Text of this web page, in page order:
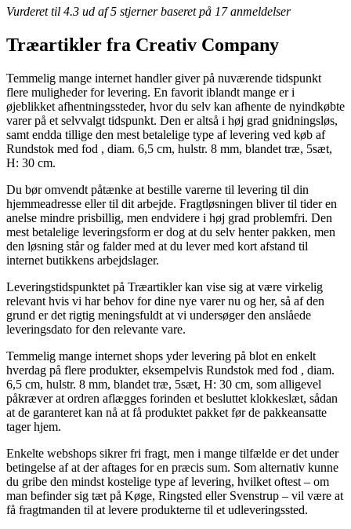
Vurderet til 4.3 ud af 5 stjerner baseret på 17anmeldelser
Træartikler fra Creativ Company
Temmelig mange internet handler giver på nuværende tidspunkt
flere muligheder for levering. En favorit iblandt mange er i
øjeblikket afhentningssteder, hvor du selv kan afhente de nyindkøbte
varer på et selvvalgt tidspunkt. Den er altså i høj grad gnidningsløs,
samt endda tillige den mest betalelige type af levering ved køb af
Rundstok med fod , diam. 6,5 cm, hulstr. 8 mm, blandet træ, 5sæt,
H: 30 cm.
Du bør omvendt påtænke at bestille varerne til levering til din
hjemmeadresse eller til dit arbejde. Fragtløsningen bliver til tider en
anelse mindre prisbillig, men endvidere i høj grad problemfri. Den
mest betalelige leveringsform er dog at du selv henter pakken, men
den løsning står og falder med at du lever med kort afstand til
internet butikkens arbejdslager.
Leveringstidspunktet på Træartikler kan vise sig at være virkelig
relevant hvis vi har behov for dine nye varer nu og her, så af den
grund er det rigtig meningsfuldt at vi undersøger den anslåede
leveringsdato for den relevante vare.
Temmelig mange internet shops yder levering på blot en enkelt
hverdag på flere produkter, eksempelvis Rundstok med fod , diam.
6,5 cm, hulstr. 8 mm, blandet træ, 5sæt, H: 30 cm, som alligevel
påkræver at ordren aflægges forinden et besluttet klokkeslæt, sådan
at de garanteret kan nå at få produktet pakket før de pakkeansatte
tager hjem.
Enkelte webshops sikrer fri fragt, men i mange tilfælde er det under
betingelse af at der aftages for en præcis sum. Som alternativ kunne
du gribe den mindst kostelige type af levering, hvilket oftest – om
man befinder sig tæt på Køge, Ringsted eller Svenstrup – vil være at
få fragtmanden til at levere produkterne til et udleveringssted.